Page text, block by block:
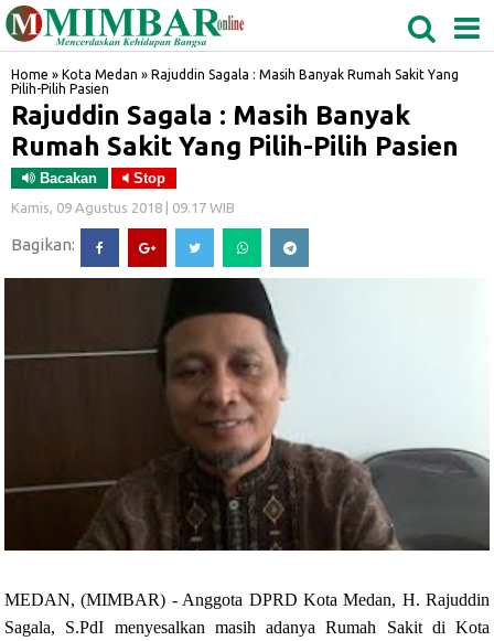
BIDANGRO
Home » Kota Medan » Rajuddin Sagala : Masih Banyak Rumah Sakit Yang
Pilih-Pilih Pasien
Rajuddin Sagala : Masih Banyak
Rumah Sakit Yang Pilih-Pilih Pasien
Bacakan Stop
Kamis, 09 Agustus 2018 | 09.17 WIB
Bagikan:
MEDAN, (MIMBAR) - Anggota DPRD Kota Medan, H. Rajuddin
Sagala, S.PdI menyesalkan masih adanya Rumah Sakit di Kota